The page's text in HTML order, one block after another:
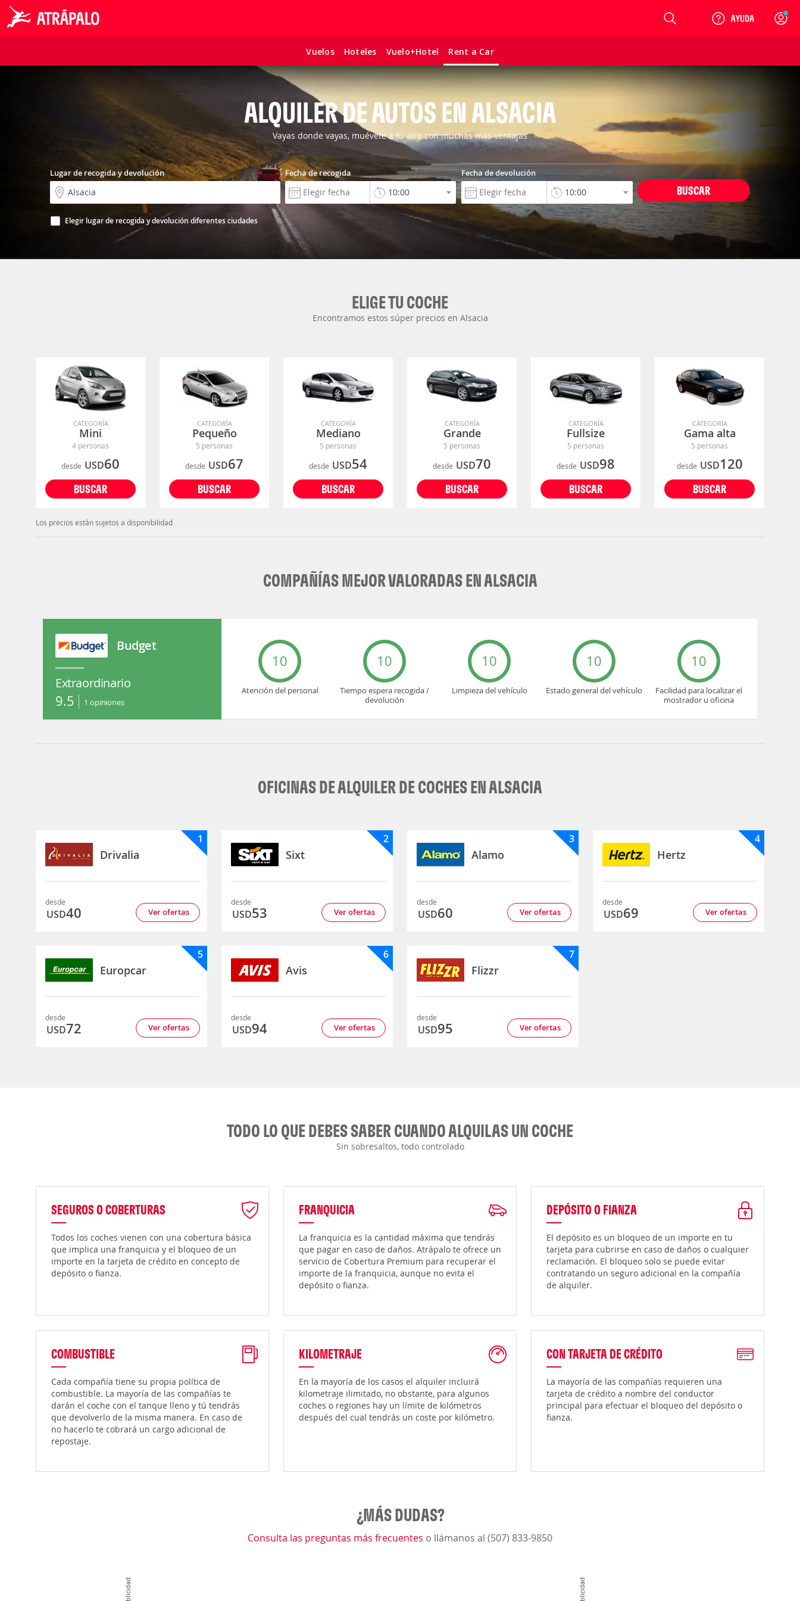
Vuelos Hoteles Vuelo+Hotel Rent a Car
Login
ALQUILER DE AUTOS EN ALSACIA
Vayas donde vayas, muévete a tu aire con muchas más ventajas
Lugar de recogida y devolución
Elegir lugar de recogida y devolución diferentes ciudades
Fecha de recogida Fecha de devolución
BUSCAR
ELIGE TU COCHE
Encontramos estos súper precios en Alsacia
CATEGORÍA
Mini
4 personas
desde USD60
BUSCAR
CATEGORÍA
Pequeño
5 personas
desde USD67
BUSCAR
CATEGORÍA
Mediano
5 personas
desde USD54
BUSCAR
CATEGORÍA
Grande
5 personas
desde USD70
BUSCAR
CATEGORÍA
Fullsize
5 personas
desde USD98
BUSCAR
CATEGORÍA
Gama alta
5 personas
desde USD120
BUSCAR
Los precios están sujetos a disponibilidad
COMPAÑÍAS MEJOR VALORADAS EN ALSACIA
Budget
Extraordinario
9.5 1 opiniones
10
Atención del personal
10
Tiempo espera recogida /
devolución
10
Limpieza del vehículo
10
Estado general del vehículo
10
Facilidad para localizar el
mostrador u oficina
OFICINAS DE ALQUILER DE COCHES EN ALSACIA
Drivalia
1
desde
USD40 Ver ofertas
Sixt
2
desde
USD53 Ver ofertas
Alamo
3
desde
USD60 Ver ofertas
Hertz
4
desde
USD69 Ver ofertas
Europcar
5
desde
USD72 Ver ofertas
Avis
6
desde
USD94 Ver ofertas
Flizzr
7
desde
USD95 Ver ofertas
TODO LO QUE DEBES SABER CUANDO ALQUILAS UN COCHE
Sin sobresaltos, todo controlado
SEGUROS O COBERTURAS
Todos los coches vienen con una cobertura básica
que implica una franquicia y el bloqueo de un
importe en la tarjeta de crédito en concepto de
depósito o fianza.
FRANQUICIA
La franquicia es la cantidad máxima que tendrás
que pagar en caso de daños. Atrápalo te ofrece un
servicio de Cobertura Premium para recuperar el
importe de la franquicia, aunque no evita el
depósito o fianza.
DEPÓSITO O FIANZA
El depósito es un bloqueo de un importe en tu
tarjeta para cubrirse en caso de daños o cualquier
reclamación. El bloqueo solo se puede evitar
contratando un seguro adicional en la compañía
de alquiler.
COMBUSTIBLE
Cada compañía tiene su propia política de
combustible. La mayoría de las compañías te
darán el coche con el tanque lleno y tú tendrás
que devolverlo de la misma manera. En caso de
no hacerlo te cobrará un cargo adicional de
repostaje.
KILOMETRAJE
En la mayoría de los casos el alquiler incluirá
kilometraje ilimitado, no obstante, para algunos
coches o regiones hay un límite de kilómetros
después del cual tendrás un coste por kilómetro.
CON TARJETA DE CRÉDITO
La mayoría de las compañías requieren una
tarjeta de crédito a nombre del conductor
principal para efectuar el bloqueo del depósito o
fianza.
¿MÁS DUDAS?
Consulta las preguntas más frecuentes o llámanos al (507) 833-9850
Publicidad Publicidad